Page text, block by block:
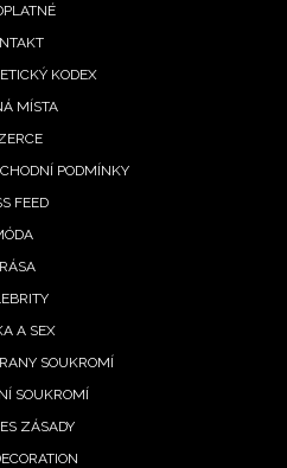
KODEX
MÍSTA
PODMÍNKY
FEED
A SEX
SOUKROMÍ
SOUKROMÍ
ZÁSADY